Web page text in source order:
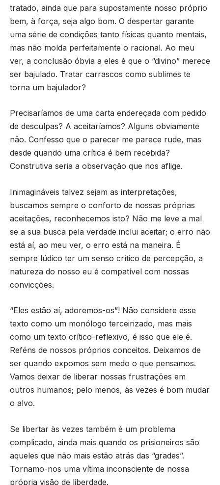
tratado, ainda que para supostamente nosso próprio
bem, à força, seja algo bom. O despertar garante
uma série de condições tanto físicas quanto mentais,
mas não molda perfeitamente o racional. Ao meu
ver, a conclusão óbvia a eles é que o “divino” merece
ser bajulado. Tratar carrascos como sublimes te
torna um bajulador?
Precisaríamos de uma carta endereçada com pedido
de desculpas? A aceitaríamos? Alguns obviamente
não. Confesso que o parecer me parece rude, mas
desde quando uma crítica é bem recebida?
Construtiva seria a observação que nos aflige.
Inimagináveis talvez sejam as interpretações,
buscamos sempre o conforto de nossas próprias
aceitações, reconhecemos isto? Não me leve a mal
se a sua busca pela verdade inclui aceitar; o erro não
está aí, ao meu ver, o erro está na maneira. É
sempre lúdico ter um senso crítico de percepção, a
natureza do nosso eu é compatível com nossas
convicções.
“Eles estão aí, adoremos-os”! Não considere esse
texto como um monólogo terceirizado, mas mais
como um texto crítico-reflexivo, é isso que ele é.
Reféns de nossos próprios conceitos. Deixamos de
ser quando expomos sem medo o que pensamos.
Vamos deixar de liberar nossas frustrações em
outros humanos; pelo menos, às vezes é bom mudar
o alvo.
Se libertar às vezes também é um problema
complicado, ainda mais quando os prisioneiros são
aqueles que não mais estão atrás das “grades”.
Tornamo-nos uma vítima inconsciente de nossa
própria visão de liberdade.